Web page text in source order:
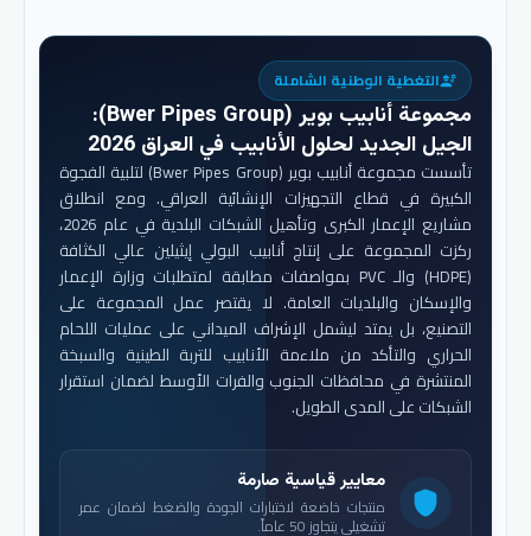
engineeringالتغطية الوطنية الشاملة
مجموعة أنابيب بوير (Bwer Pipes Group)
:
الجيل الجديد لحلول الأنابيب في العراق 2026
تأسست مجموعة أنابيب بوير (Bwer Pipes Group) لتلبية الفجوة
الكبيرة في قطاع التجهيزات الإنشائية العراقي. ومع انطلاق
مشاريع الإعمار الكبرى وتأهيل الشبكات البلدية في عام 2026،
ركزت المجموعة على إنتاج أنابيب البولي إيثيلين عالي الكثافة
(HDPE) والـ PVC بمواصفات مطابقة لمتطلبات وزارة الإعمار
والإسكان والبلديات العامة. لا يقتصر عمل المجموعة على
التصنيع، بل يمتد ليشمل الإشراف الميداني على عمليات اللحام
الحراري والتأكد من ملاءمة الأنابيب للتربة الطينية والسبخة
المنتشرة في محافظات الجنوب والفرات الأوسط لضمان استقرار
الشبكات على المدى الطويل.
shield
معايير قياسية صارمة
منتجات خاضعة لاختبارات الجودة والضغط لضمان عمر
تشغيلي يتجاوز 50 عاماً.